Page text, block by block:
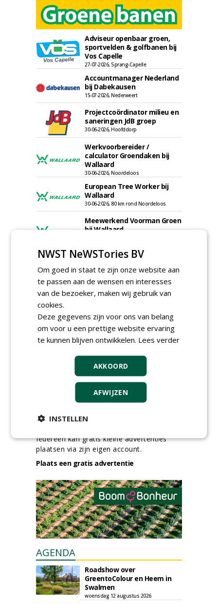
Adviseur openbaar groen,
sportvelden & golfbanen bij
Vos Capelle
27-07-2026, Sprang-Capelle
Accountmanager Nederland
bij Dabekausen
15-07-2026, Nederweert
Projectcoördinator milieu en
saneringen JdB groep
30-06-2026, Hoofddorp
Werkvoorbereider /
calculator Groendaken bij
Wallaard
30-06-2026, Noordeloos
European Tree Worker bij
Wallaard
30-06-2026, 80 km rond Noordeloos
Meewerkend Voorman Groen
bij Wallaard
Werkvoorbereider
week) bij SmitsRinsma
24-06-2026, Zutphen en op project locatie
Ervaren werkvoorbereider
meer Groene Banen
GREEN OUTLET
Iedereen kan gratis kleine advertenties
plaatsen via zijn eigen account.
Plaats een gratis advertentie
AGENDA
Roadshow over
GreentoColour en Heem in
Swalmen
woensdag 12 augustus 2026
NWST NeWSTories BV
Om goed in staat te zijn onze website aan
te passen aan de wensen en interesses
van de bezoeker, maken wij gebruik van
cookies.
Deze gegevens zijn voor ons van belang
om voor u een prettige website ervaring
te kunnen blijven ontwikkelen. Lees verder
AKKOORD
AFWIJZEN
INSTELLEN